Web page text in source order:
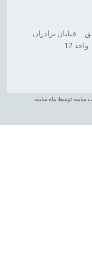
– خیابان برادران